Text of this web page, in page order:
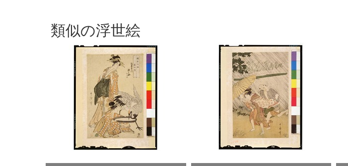
類似の浮世絵